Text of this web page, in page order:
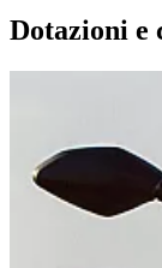
Dotazioni e